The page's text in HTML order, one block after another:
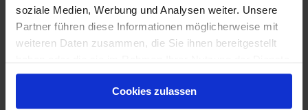
soziale Medien, Werbung und Analysen weiter. Unsere
Partner führen diese Informationen möglicherweise mit
weiteren Daten zusammen, die Sie ihnen bereitgestellt
gesammelt haben.
Cookies zulassen